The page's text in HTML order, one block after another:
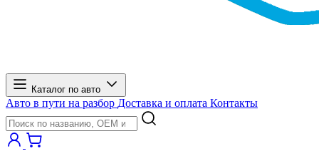
Каталог по авто
Авто в пути на разбор Доставка и оплата Контакты